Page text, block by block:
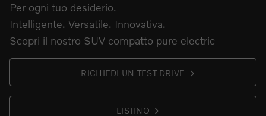
Per ogni tuo desiderio.
Intelligente. Versatile. Innovativa.
Scopri il nostro SUV compatto pure electric
RICHIEDI UN TEST DRIVE
LISTINO